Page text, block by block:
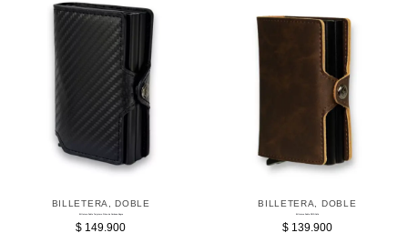
BILLETERA ,DOBLE
$ 149.900
BILLETERA DOBLE
$139.900